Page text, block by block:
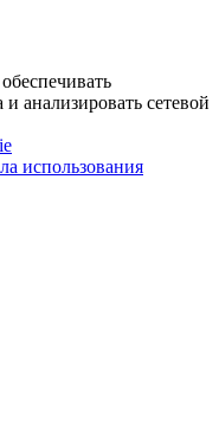
анализировать сетевой
использования